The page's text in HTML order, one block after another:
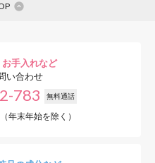
手入れなど
い合わせ
783 無料通話
年末年始を除く）